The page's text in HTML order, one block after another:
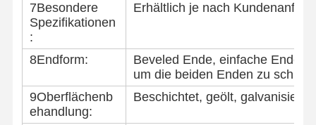
7Besondere
Spezifikationen
:
Erhältlich je nach
8Endform:
Beveled Ende, einfache Ende,
um die beiden Enden zu
9Oberflächenb
ehandlung:
Beschichtet, geölt, galvanisiert,